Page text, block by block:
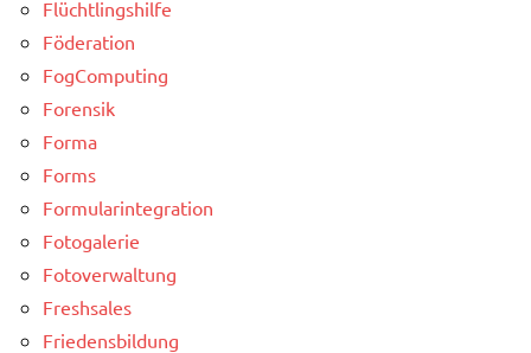
Flüchtlingshilfe
Föderation
FogComputing
Forensik
Forma
Forms
Formularintegration
Fotogalerie
Fotoverwaltung
Freshsales
Friedensbildung